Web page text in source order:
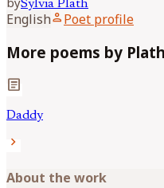
Sylvia Plath
Englishperson Poet profile
More poems by Plath
article
Daddy
chevron_right
About the work